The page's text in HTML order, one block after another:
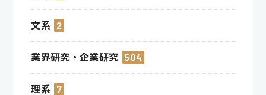
文系 2
業界研究・企業研究 504
理系 7